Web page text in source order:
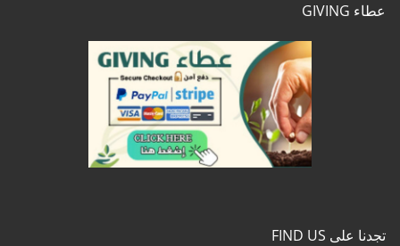
عطاء GIVING
تجدنا على FIND US